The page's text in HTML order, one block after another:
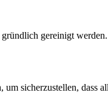
gereinigt
sicherzustellen,